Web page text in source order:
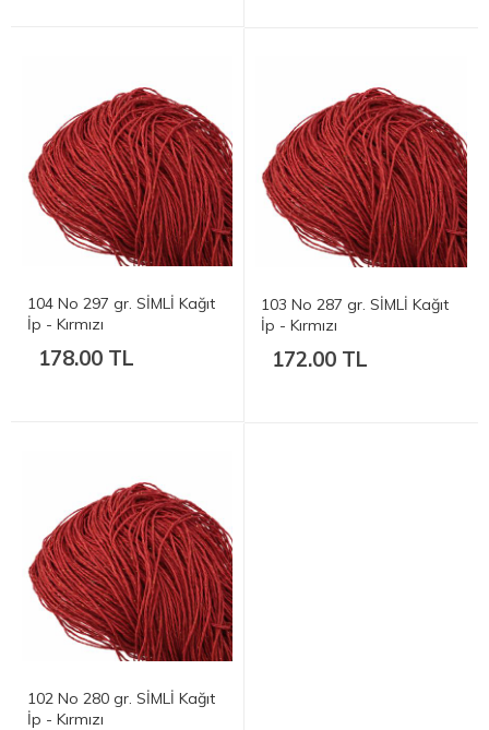
104 No 297 gr. SİMLİ Kağıt
İp - Kırmızı
178.00 TL
103 No 287 gr. SİMLİ Kağıt
İp - Kırmızı
172.00 TL
102 No 280 gr. SİMLİ Kağıt
İp - Kırmızı